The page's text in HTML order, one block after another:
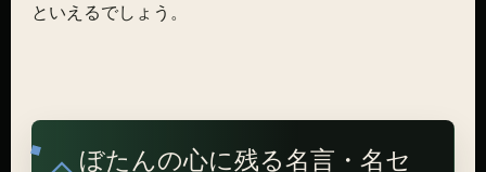
といえるでしょう。
ぼたんの心に残る名言・名セ